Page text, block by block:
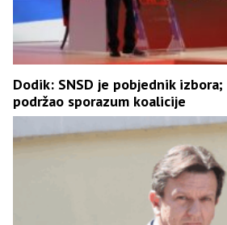
Dodik: SNSD je pobjednik
podržao sporazum koalicije